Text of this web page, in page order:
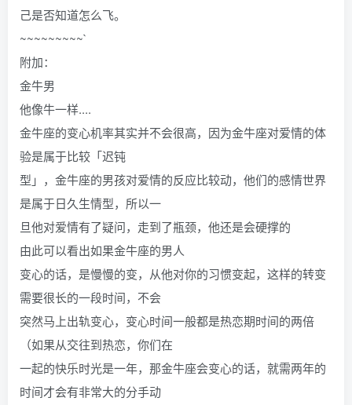
己是否知道怎么飞。
~~~~~~~~~`
附加：
金牛男
他像牛一样....
金牛座的变心机率其实并不会很高，因为金牛座对爱情的体
验是属于比较「迟钝
型」，金牛座的男孩对爱情的反应比较动，他们的感情世界
是属于日久生情型，所以一
旦他对爱情有了疑问，走到了瓶颈，他还是会硬撑的
由此可以看出如果金牛座的男人
变心的话，是慢慢的变，从他对你的习惯变起，这样的转变
需要很长的一段时间，不会
突然马上出轨变心，变心时间一般都是热恋期时间的两倍
（如果从交往到热恋，你们在
一起的快乐时光是一年，那金牛座会变心的话，就需两年的
时间才会有非常大的分手动